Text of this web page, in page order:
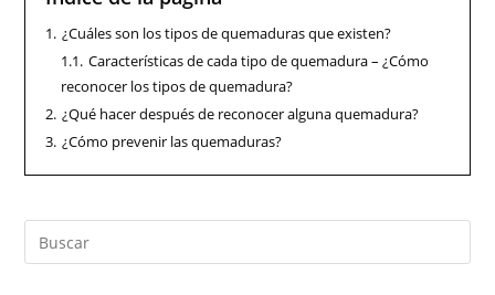
1. ¿Cuáles son los tipos de quemaduras que existen?
1.1. Características de cada tipo de quemadura – ¿Cómo
reconocer los tipos de quemadura?
2. ¿Qué hacer después de reconocer alguna quemadura?
3. ¿Cómo prevenir las quemaduras?